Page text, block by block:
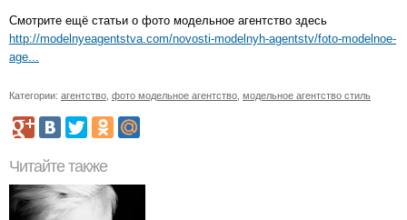
Смотрите ещё статьи о фото модельное агентство здесь
http://modelnyeagentstva.com/novosti-modelnyh-agentstv/foto-modelnoe-
age...
Категории: агентство фото модельное агентство модельное агентство стиль
Читайте также